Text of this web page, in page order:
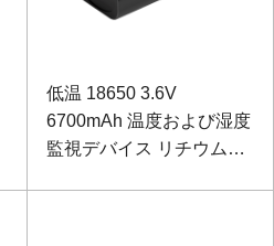
低温 18650 3.6V
6700mAh 温度および湿度
監視デバイス リチウムイ